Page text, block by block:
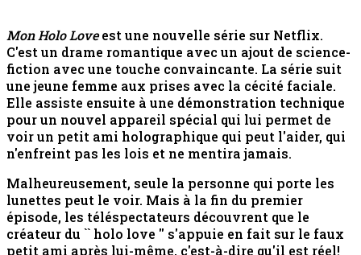
Mon Holo Loveest une nouvelle série sur Netflix.
C'est un drame romantique avec un ajout de science-
fiction avec une touche convaincante. La série suit
une jeune femme aux prises avec la cécité faciale.
Elle assiste ensuite à une démonstration technique
pour un nouvel appareil spécial qui lui permet de
voir un petit ami holographique qui peut l'aider, qui
n'enfreint pas les lois et ne mentira jamais.
Malheureusement, seule la personne qui porte les
lunettes peut le voir. Mais à la fin du premier
épisode, les téléspectateurs découvrent que le
créateur du `` holo love '' s'appuie en fait sur le faux
petit ami après lui-même, c'est-à-dire qu'il est réel!